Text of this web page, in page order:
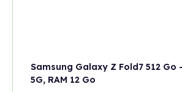
Samsung Galaxy Z Fold7 512 Go
5G, RAM 12 Go